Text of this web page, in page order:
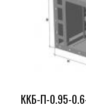
ККБ-П-0.95-